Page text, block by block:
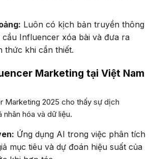
Luôn có kịch bản truyền thông
cầu Influencer xóa bài và đưa ra
thức khi cần thiết.
Marketing tại Việt Nam
Marketing 2025 cho thấy sự dịch
hóa và dữ liệu.
Ứng dụng AI trong việc phân tích
mục tiêu và dự đoán hiệu suất của